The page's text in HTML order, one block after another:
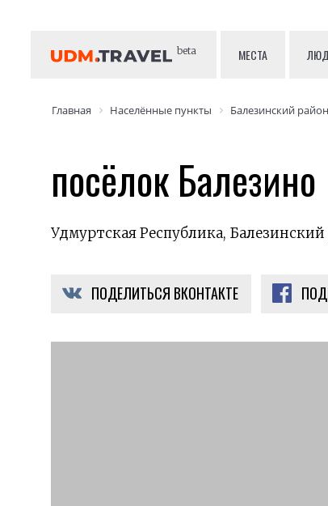
beta МЕСТА
Главная Населённые пункты Балезинский район
посёлок Балезино
Удмуртская Республика,
ПОДЕЛИТЬСЯ ВКОНТАКТЕ